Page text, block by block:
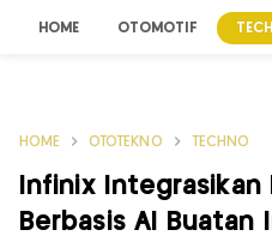
HOME OTOMOTIF
HOME OTOTEKNO TECHNO
Infinix Integrasikan
Berbasis AI Buatan